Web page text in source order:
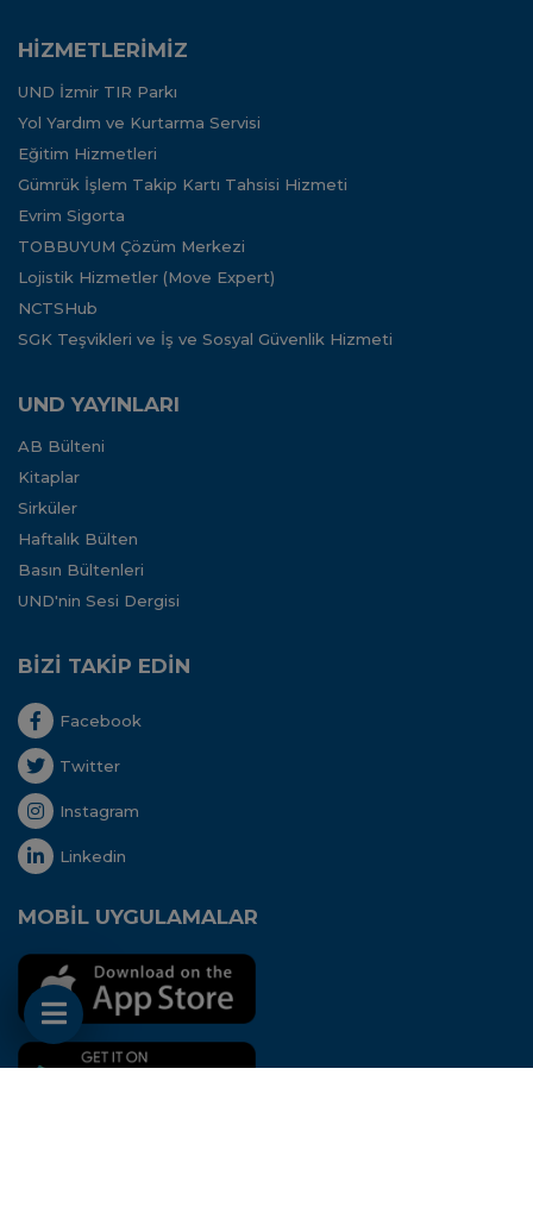
HİZMETLERİMİZ
UND İzmir TIR Parkı
Yol Yardım ve Kurtarma Servisi
Eğitim Hizmetleri
Gümrük İşlem Takip Kartı Tahsisi Hizmeti
Evrim Sigorta
TOBBUYUM Çözüm Merkezi
Lojistik Hizmetler (Move Expert)
NCTSHub
SGK Teşvikleri ve İş ve Sosyal Güvenlik Hizmeti
UND YAYINLARI
AB Bülteni
Kitaplar
Sirküler
Haftalık Bülten
Basın Bültenleri
UND'nin Sesi Dergisi
BİZİ TAKİP EDİN
Facebook
Twitter
Instagram
Linkedin
MOBİL UYGULAMALAR